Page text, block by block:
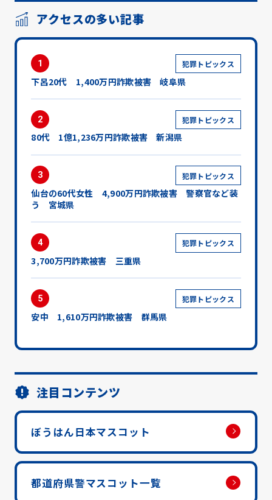
アクセスの多い記事
1 犯罪トピックス
下呂20代 1,400万円詐欺被害 岐阜県
2 犯罪トピックス
80代 1億1,236万円詐欺被害 新潟県
3 犯罪トピックス
仙台の60代女性 4,900万円詐欺被害 警察官など装
う 宮城県
4 犯罪トピックス
3,700万円詐欺被害 三重県
5 犯罪トピックス
安中 1,610万円詐欺被害 群馬県
注目コンテンツ
ぼうはん日本マスコット
都道府県警マスコット一覧